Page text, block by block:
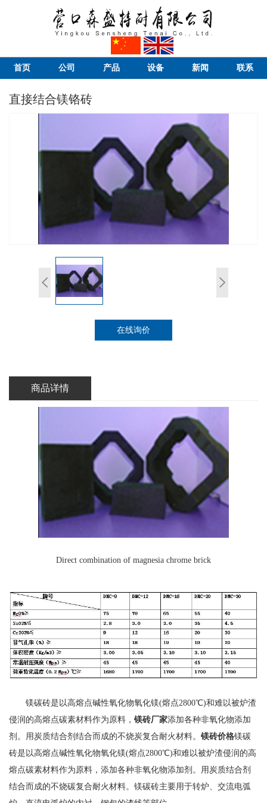
首页 公司 产品 设备 新闻 联系
直接结合镁铬砖
在线询价
商品详情
Direct combination of magnesia chrome brick
镁碳砖是以高熔点碱性氧化物氧化镁(熔点2800℃)和难以被炉渣
侵润的高熔点碳素材料作为原料， 镁砖厂家添加各种非氧化物添加
剂。用炭质结合剂结合而成的不烧炭复合耐火材料。 镁砖价格镁碳
砖是以高熔点碱性氧化物氧化镁(熔点2800℃)和难以被炉渣侵润的高
熔点碳素材料作为原料，添加各种非氧化物添加剂。用炭质结合剂
结合而成的不烧碳复合耐火材料。镁碳砖主要用于转炉、交流电弧